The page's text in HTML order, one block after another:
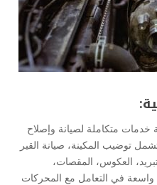
متكاملة لصيانة وإصلاح
توضيب المكينة، صيانة القير
العكوس، المقصات،
في التعامل مع المحركات